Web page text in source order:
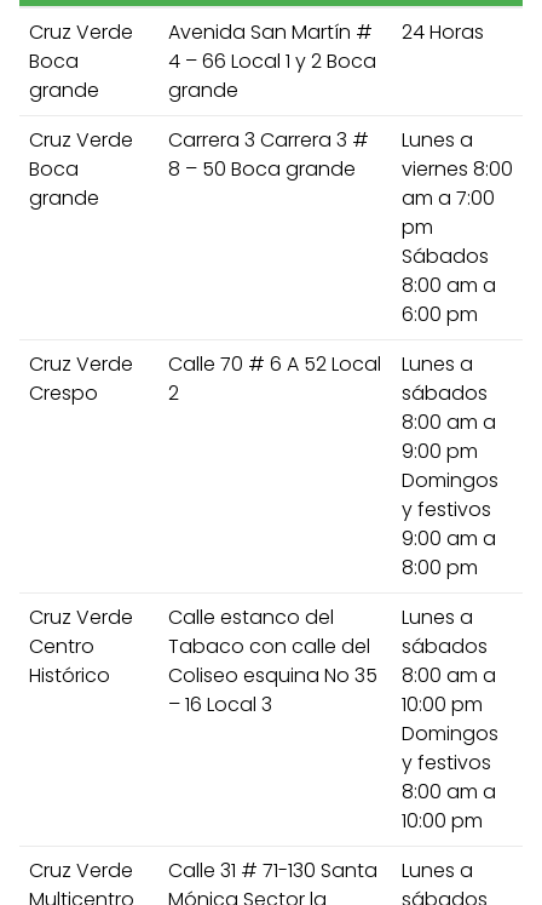
Cruz Verde
Boca
grande
Avenida San Martín #
4 – 66 Local 1 y 2 Boca
grande
24 Horas
Cruz Verde
Boca
grande
Carrera 3 Carrera 3 #
8 – 50 Boca grande
Lunes a
viernes 8:00
am a 7:00
pm
Sábados
8:00 am a
6:00 pm
Cruz Verde
Crespo
Calle 70 # 6 A 52 Local
2
Lunes a
sábados
8:00 am a
9:00 pm
Domingos
y festivos
9:00 am a
8:00 pm
Cruz Verde
Centro
Histórico
Calle estanco del
Tabaco con calle del
Coliseo esquina No 35
– 16 Local 3
Lunes a
sábados
8:00 am a
10:00 pm
Domingos
y festivos
8:00 am a
10:00 pm
Cruz Verde
Calle 31 # 71-130 Santa
Lunes a